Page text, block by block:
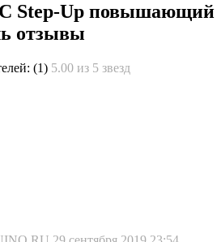
Step-Up повышающий
отзывы
(1) 5.00 из 5 звезд